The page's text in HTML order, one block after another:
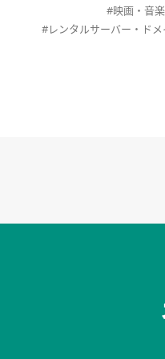
#映画・音楽
#レンタルサーバー・ドメ
ンペーンでのバナー